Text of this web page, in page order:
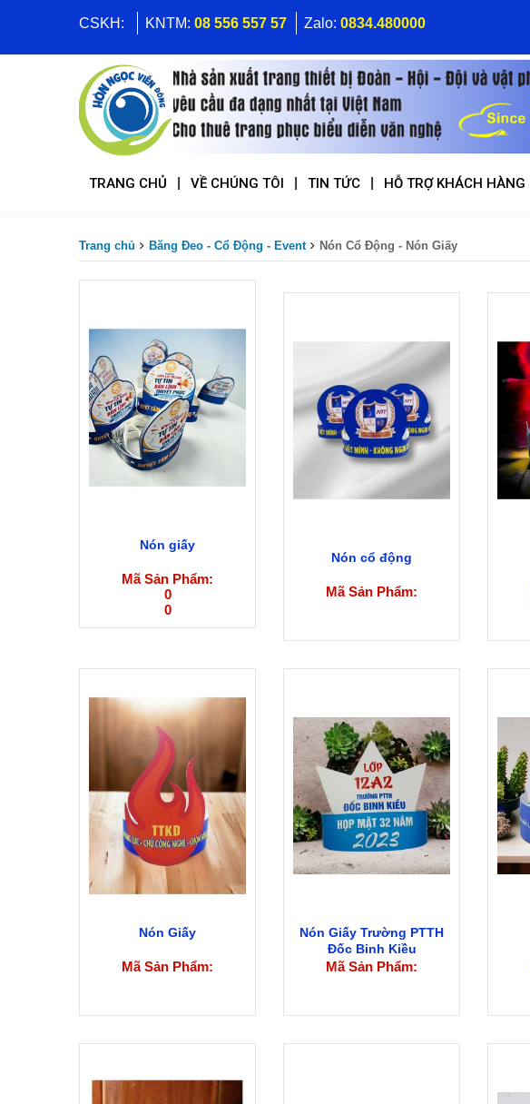
CSKH: KNTM: 08 556 557 57 Zalo: 0834.480000
TRANG CHỦ | VỀ CHÚNG TÔI | TIN TỨC | HỖ TRỢ KHÁCH HÀNG
Trang chủ Băng Đeo - Cổ Động - Event Nón Cổ Động - Nón Giấy
Nón giấy
Mã Sản Phẩm:
0
0
Nón cổ động
Mã Sản Phẩm:
Nón Giấy
Mã Sản Phẩm:
Nón Giấy Trường PTTH
Đốc Binh Kiều
Mã Sản Phẩm: